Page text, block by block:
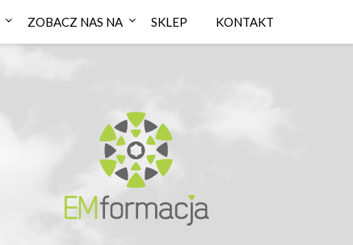
ZOBACZ NAS NA SKLEP KONTAKT